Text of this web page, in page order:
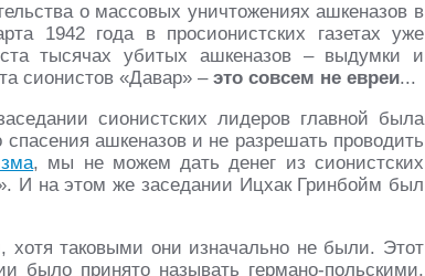
о массовых уничтожениях ашкеназов в
1942 года в просионистских газетах уже
тысячах убитых ашкеназов – выдумки и
сионистов «Давар» – это совсем не евреи...
сионистских лидеров главной была
ашкеназов и не разрешать проводить
, мы не можем дать денег из сионистских
И на этом же заседании Ицхак Гринбойм был
хотя таковыми они изначально не были. Этот
было принято называть германо-польскими,